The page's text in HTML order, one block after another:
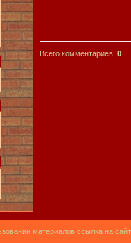
Всего комментариев: 0
материалов ссылка на